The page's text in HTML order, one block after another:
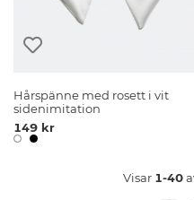
Hårspänne med rosett i vit
sidenimitation
149 kr
Visar 1-40